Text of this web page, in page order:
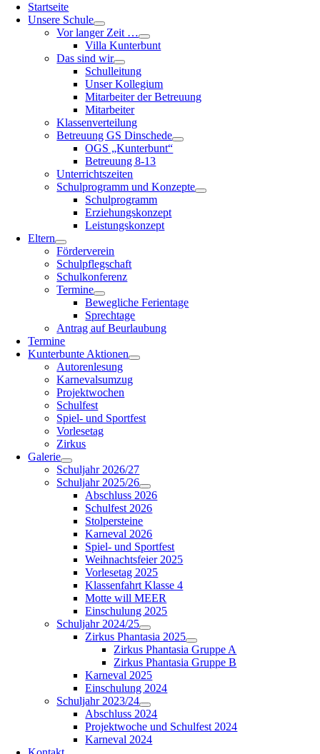
Startseite
Unsere Schule
Vor langer Zeit …
Villa Kunterbunt
Das sind wir
Schulleitung
Unser Kollegium
Mitarbeiter der Betreuung
Mitarbeiter
Klassenverteilung
Betreuung GS Dinschede
OGS „Kunterbunt“
Betreuung 8-13
Unterrichtszeiten
Schulprogramm und Konzepte
Schulprogramm
Erziehungskonzept
Leistungskonzept
Eltern
Förderverein
Schulpflegschaft
Schulkonferenz
Termine
Bewegliche Ferientage
Sprechtage
Antrag auf Beurlaubung
Termine
Kunterbunte Aktionen
Autorenlesung
Karnevalsumzug
Projektwochen
Schulfest
Spiel- und Sportfest
Vorlesetag
Zirkus
Galerie
Schuljahr 2026/27
Schuljahr 2025/26
Abschluss 2026
Schulfest 2026
Stolpersteine
Karneval 2026
Spiel- und Sportfest
Weihnachtsfeier 2025
Vorlesetag 2025
Klassenfahrt Klasse 4
Motte will MEER
Einschulung 2025
Schuljahr 2024/25
Zirkus Phantasia 2025
Zirkus Phantasia Gruppe A
Zirkus Phantasia Gruppe B
Karneval 2025
Einschulung 2024
Schuljahr 2023/24
Abschluss 2024
Projektwoche und Schulfest 2024
Karneval 2024